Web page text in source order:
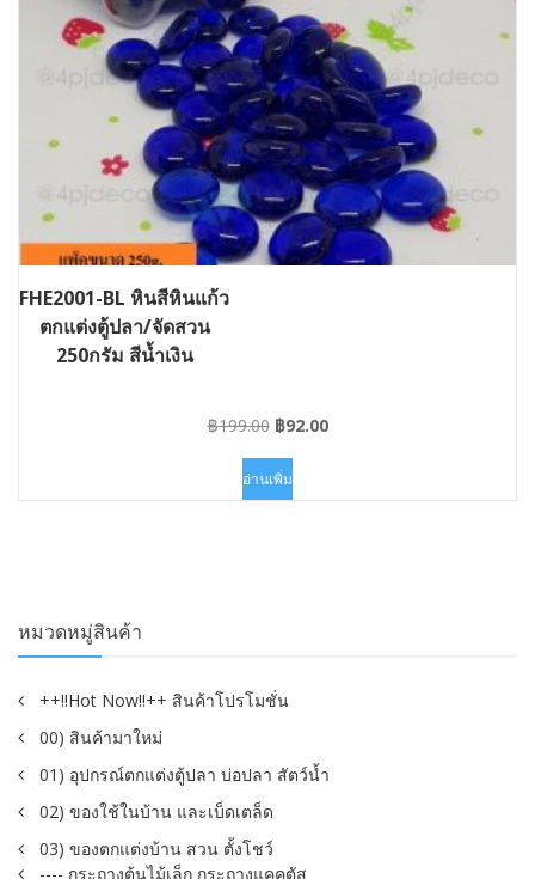
FHE2001-BL หินสีหินแก้ว
ตกแต่งตู้ปลา/จัดสวน
250กรัม สีน้ำเงิน
฿199.00 Original
was:
฿199.00.
฿92.00Current
อ่านเพิ่ม
หมวดหมู่สินค้า
++!!Hot Now!!++ สินค้าโปรโมชั่น
00) สินค้ามาใหม่
01) อุปกรณ์ตกแต่งตู้ปลา บ่อปลา สัตว์น้ำ
02) ของใช้ในบ้าน และเบ็ดเตล็ด
03) ของตกแต่งบ้าน สวน ตั้งโชว์
---- กระถางต้นไม้เล็ก กระถางแคคตัส